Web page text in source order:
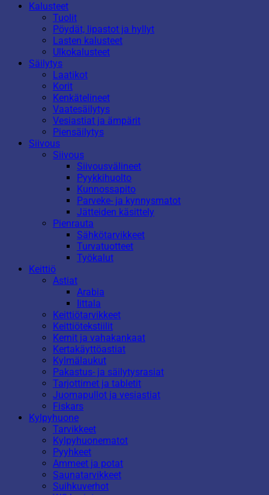
Kalusteet
Tuolit
Pöydät, lipastot ja hyllyt
Lasten kalusteet
Ulkokalusteet
Säilytys
Laatikot
Korit
Kenkätelineet
Vaatesäilytys
Vesiastiat ja ämpärit
Piensäilytys
Siivous
Siivous
Siivousvälineet
Pyykkihuolto
Kunnossapito
Parveke- ja kynnysmatot
Jätteiden käsittely
Pienrauta
Sähkötarvikkeet
Turvatuotteet
Työkalut
Keittiö
Astiat
Arabia
Iittala
Keittiötarvikkeet
Keittiötekstiilit
Kernit ja vahakankaat
Kertakäyttöastiat
Kylmälaukut
Pakastus- ja säilytysrasiat
Tarjottimet ja tabletit
Juomapullot ja vesiastiat
Fiskars
Kylpyhuone
Tarvikkeet
Kylpyhuonematot
Pyyhkeet
Ammeet ja potat
Saunatarvikkeet
Suihkuverhot